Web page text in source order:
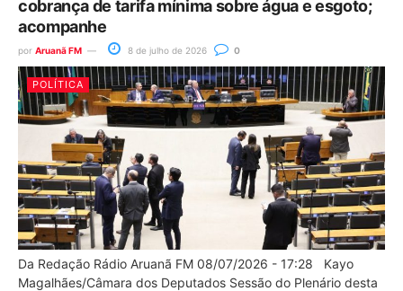
cobrança de tarifa mínima sobre água e esgoto;
acompanhe
por Aruanã FM 8 de julho de 2026 0
POLÍTICA
Da Redação Rádio Aruanã FM 08/07/2026 - 17:28 Kayo
Magalhães/Câmara dos Deputados Sessão do Plenário desta